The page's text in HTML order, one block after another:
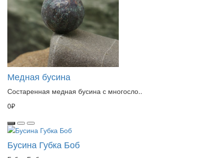
Медная бусина
Состаренная медная бусина с многосло..
0₽
Бусина Губка Боб